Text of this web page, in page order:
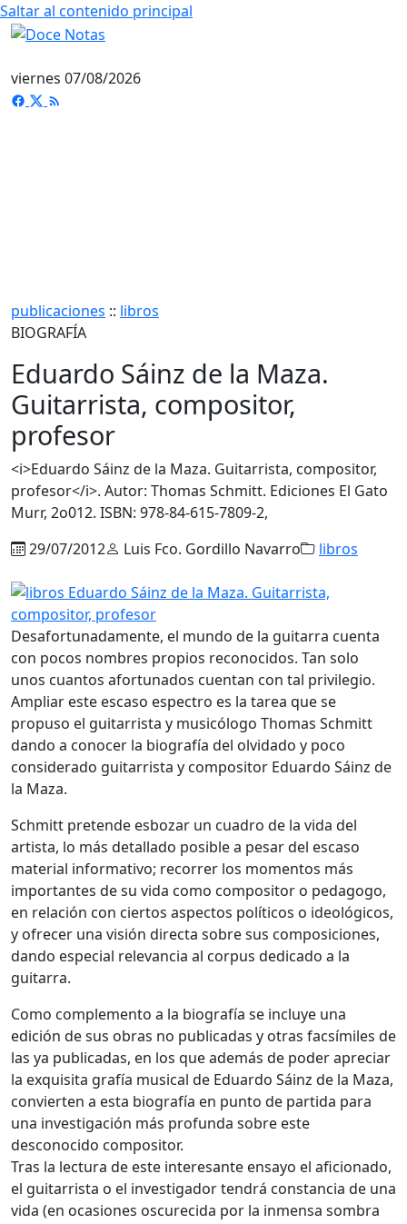
Saltar al contenido principal
viernes 07/08/2026
publicaciones :: libros
BIOGRAFÍA
Eduardo Sáinz de la Maza.
Guitarrista, compositor,
profesor
<i>Eduardo Sáinz de la Maza. Guitarrista, compositor,
profesor</i>. Autor: Thomas Schmitt. Ediciones El Gato
Murr, 2o012. ISBN: 978-84-615-7809-2,
29/07/2012
Luis Fco. Gordillo Navarro libros
Desafortunadamente, el mundo de la guitarra cuenta
con pocos nombres propios reconocidos. Tan solo
unos cuantos afortunados cuentan con tal privilegio.
Ampliar este escaso espectro es la tarea que se
propuso el guitarrista y musicólogo Thomas Schmitt
dando a conocer la biografía del olvidado y poco
considerado guitarrista y compositor Eduardo Sáinz de
la Maza.
Schmitt pretende esbozar un cuadro de la vida del
artista, lo más detallado posible a pesar del escaso
material informativo; recorrer los momentos más
importantes de su vida como compositor o pedagogo,
en relación con ciertos aspectos políticos o ideológicos,
y ofrecer una visión directa sobre sus composiciones,
dando especial relevancia al corpus dedicado a la
guitarra.
Como complemento a la biografía se incluye una
edición de sus obras no publicadas y otras facsímiles de
las ya publicadas, en los que además de poder apreciar
la exquisita grafía musical de Eduardo Sáinz de la Maza,
convierten a esta biografía en punto de partida para
una investigación más profunda sobre este
desconocido compositor.
Tras la lectura de este interesante ensayo el aficionado,
el guitarrista o el investigador tendrá constancia de una
vida (en ocasiones oscurecida por la inmensa sombra